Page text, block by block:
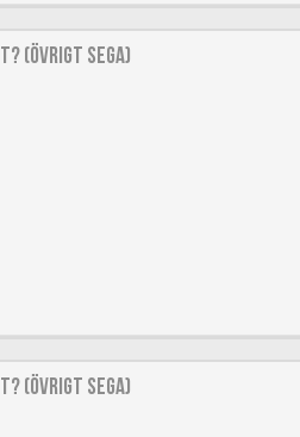
(Övrigt Sega)
(Övrigt Sega)